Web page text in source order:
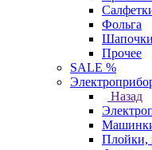
Фольга
Шапочки
Прочее
SALE %
Назад
Плойки,